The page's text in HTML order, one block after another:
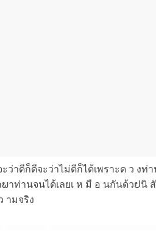
ว่าดีก็ดีจะว่าไม่ดีก็ได้เพราะด ว ง
ท่านจนได้เลยเ ห มื อ นกันด้วຢนิ
ามจริง